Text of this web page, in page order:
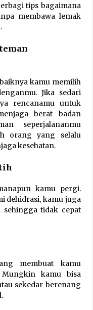
tips bagaimana
membawa lemak
kamu memilih
Jika sedari
rencanamu untuk
berat badan
seperjalananmu
orang yang selalu
kesehatan.
kamu pergi.
dehidrasi, kamu juga
sehingga tidak cepat
membuat kamu
kamu bisa
sekedar berenang